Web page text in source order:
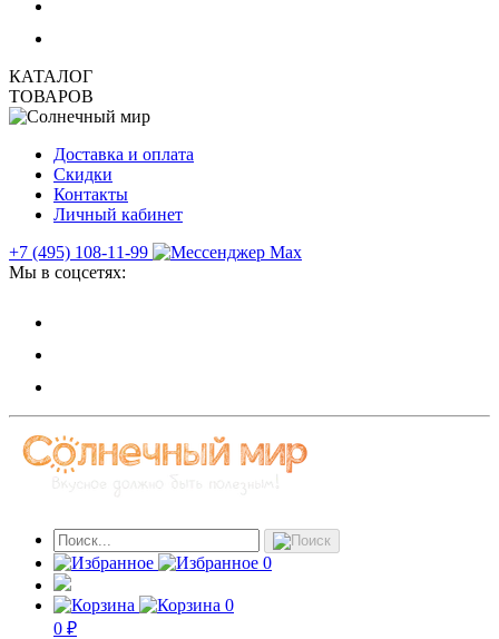
КАТАЛОГ
ТОВАРОВ
Доставка и оплата
Скидки
Контакты
Личный кабинет
+7 (495) 108-11-99
Мы в соцсетях:
0
0
0 ₽